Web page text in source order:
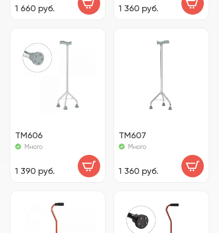
1 660 руб. 1 360 руб.
TM606
Много
1 390 руб.
TM607
Много
1 360 руб.